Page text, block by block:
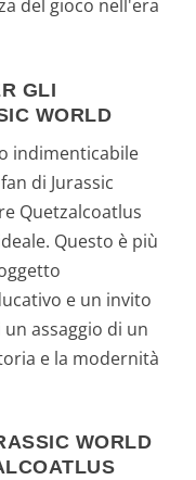
del gioco nell'era
GLI
WORLD
indimenticabile
di Jurassic
Quetzalcoatlus
Questo è più
e un invito
assaggio di un
e la modernità
WORLD